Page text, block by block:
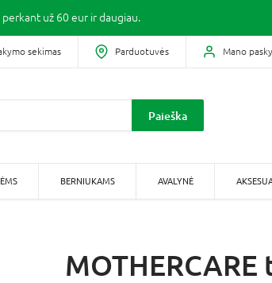
už 60 eur ir daugiau.
sekimas Parduotuvės Mano
Paieška
BERNIUKAMS AVALYNĖ